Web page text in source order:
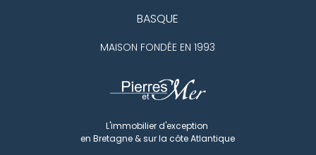
BASQUE
MAISON FONDÉE EN 1993
L'immobilier d'exception
en Bretagne & sur la côte Atlantique